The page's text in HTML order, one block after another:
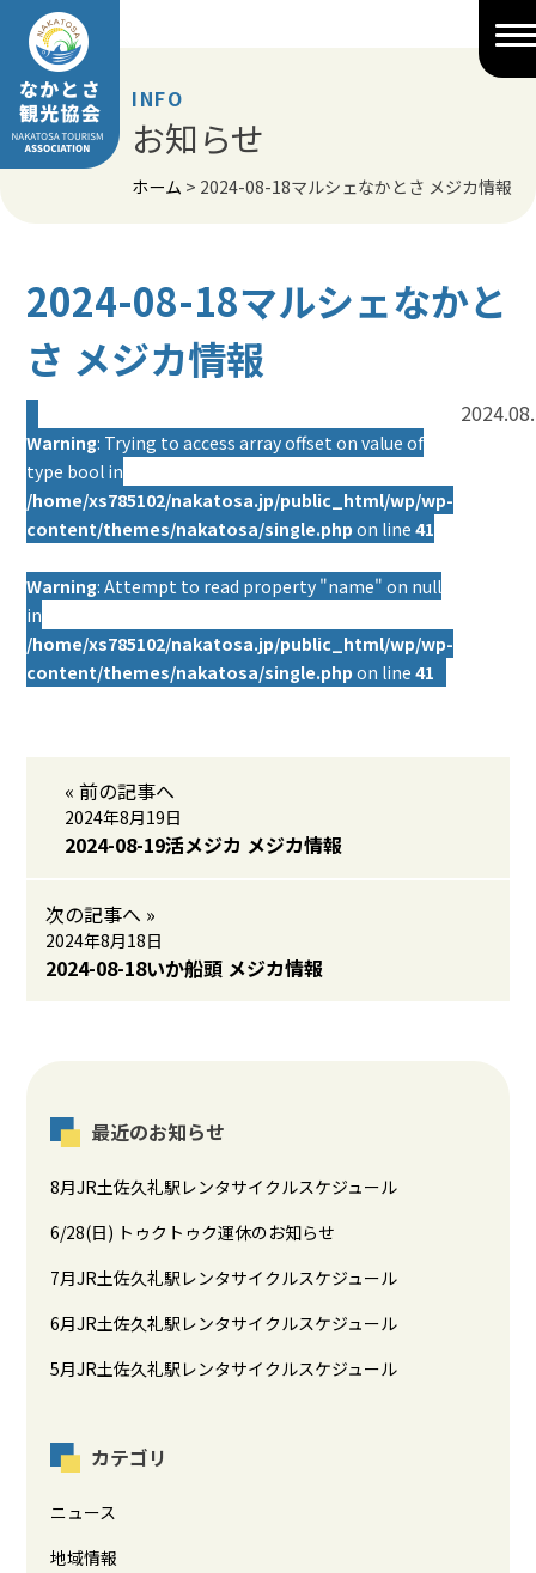
Skip
content
INFO
お知らせ
ホーム > 2024-08-18マルシェなかとさ メジカ情報
2024-08-18マルシェなかと
さ メジカ情報
Warning: Trying to access array offset on value of
type bool in
/home/xs785102/nakatosa.jp/public_html/wp/wp-
content/themes/nakatosa/single.php on line41
Warning: Attempt to read property "name" on null
in
/home/xs785102/nakatosa.jp/public_html/wp/wp-
content/themes/nakatosa/single.php on line41
« 前の記事へ
2024年8月19日
2024-08-19活メジカ メジカ情報
次の記事へ »
2024年8月18日
2024-08-18いか船頭 メジカ情報
最近のお知らせ
8月JR土佐久礼駅レンタサイクルスケジュール
6/28(日) トゥクトゥク運休のお知らせ
7月JR土佐久礼駅レンタサイクルスケジュール
6月JR土佐久礼駅レンタサイクルスケジュール
5月JR土佐久礼駅レンタサイクルスケジュール
カテゴリ
ニュース
地域情報